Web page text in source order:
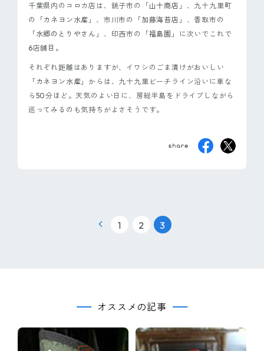
千葉県内のコロカ店は、銚子市の「山十商店 」、九十九里町
の「カネヨン水産 」、市川市の「加藤海苔店 」、香取市の
「水郷のとりやさん 」、印西市の「福島園 」に次いでこれで
6店舗目。
それぞれ距離はありますが、イワシのごま漬けがおいしい
「 カネヨン水産 」からは、九十九里ビーチライン沿いに車な
ら50分ほど。天気のよい日に、房総半島をドライブしながら
巡ってみるのも気持ちがよさそうです。
1 2 3
オススメの記事